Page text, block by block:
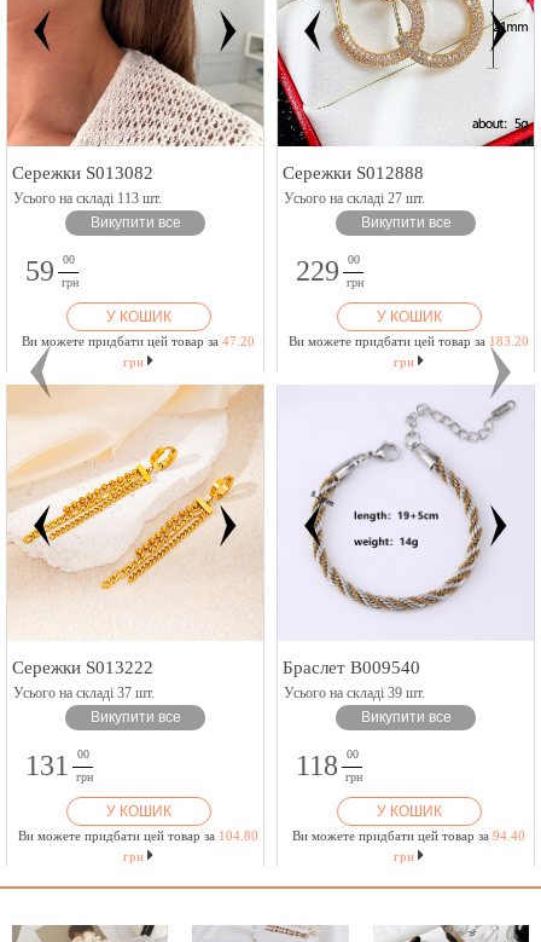
Сережки S013082
Усього на складі 113 шт.
Викупити все
59
00
грн
У КОШИК
Ви можете придбати цей товар за 47.20
грн
Сережки S012888
Усього на складі 27 шт.
Викупити все
229
00
грн
У КОШИК
Ви можете придбати цей товар за 183.20
грн
Сережки S013222
Усього на складі 37 шт.
Викупити все
131
00
грн
У КОШИК
Ви можете придбати цей товар за 104.80
грн
Браслет B009540
Усього на складі 39 шт.
Викупити все
118
00
грн
У КОШИК
Ви можете придбати цей товар за 94.40
грн